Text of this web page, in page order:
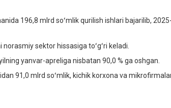
196,8 mlrd soʻmlik qurilish ishlari bajarilib,
sektor hissasiga toʻgʻri keladi.
yanvar-apreliga nisbatan 90,0 % ga oshgan.
91,0 mlrd soʻmlik, kichik korxona va